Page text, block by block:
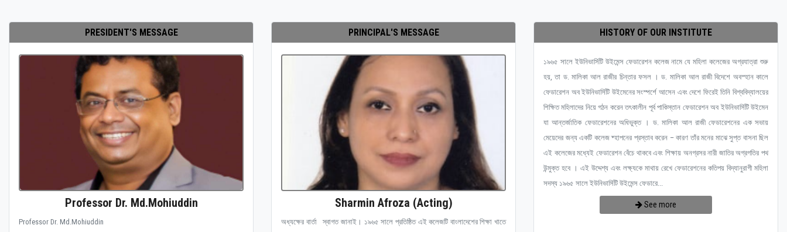
PRESIDENT'S MESSAGE
Professor Dr. Md.Mohiuddin
Professor Dr. Md.Mohiuddin
PRINCIPAL'S MESSAGE
Sharmin Afroza (Acting)
অধ্যক্ষের বার্তা স্বাগত জানাই। ১৯৬৫ সালে প্রতিষ্ঠিত এই কলেজটি বাংলাদেশের শিক্ষা খাতে
HISTORY OF OUR INSTITUTE
১৯৬৫ সালে ইউনিভার্সিটি উইমেন্স ফেডারেশন কলেজ নামে যে মহিলা কলেজের অগ্রযাত্রা শুরু
হয়, তা ড. মালিকা আল রাজীর চিন্তার ফসল । ড. মালিকা আল রাজী বিদেশে অবস্হান কালে
ফেডারেশন অব ইউনিভার্সিটি উইমেনের সংস্পর্শে আসেন এবং দেশে ফিরেই তিনি বিশ্ববিদ্যালয়ের
শিক্ষিত মহিলাদের নিয়ে গঠন করেন তৎকালীন পূর্ব পাকিস্তান ফেডারেশন অব ইউনিভার্সিটি উইমেন
যা আন্তর্জাতিক ফেডারেশনের অধিভুক্ত । ড. মালিকা আল রাজী ফেডারেশনের এক সভায়
মেয়েদের জন্য একটি কলেজ ষ্হাপনের প্রস্তাব করেন – কারণ তাঁর মনের মাঝে সুপ্ত বাসনা ছিল
এই কলেজের মধ্যেই ফেডারেশন বেঁচে থাকবে এবং শিক্ষায় অনগ্রসর নারী জাতির অগ্রগতির পথ
উন্মুক্ত হবে । এই উদ্দেশ্য এবং লক্ষ্যকে মাথায় রেখে ফেডারেশনের কতিপয় বিদ্যানুরাগী মহিলা
সদস্য ১৯৬৫ সালে ইউনিভার্সিটি উইমেন্স ফেডারে...
See more